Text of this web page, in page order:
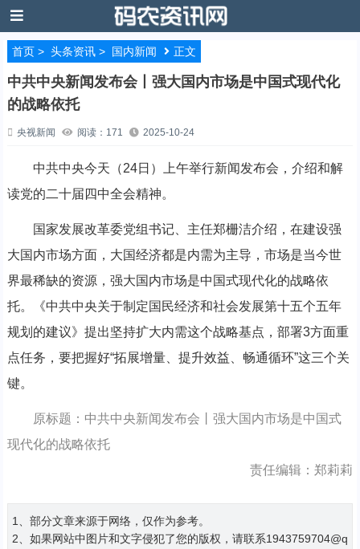
首页> 头条资讯> 国内新闻 正文
中共中央新闻发布会丨强大国内市场是中国式现代化
的战略依托
央视新闻 阅读：171 2025-10-24
中共中央今天（24日）上午举行新闻发布会，介绍和解
读党的二十届四中全会精神。
国家发展改革委党组书记、主任郑栅洁介绍，在建设强
大国内市场方面，大国经济都是内需为主导，市场是当今世
界最稀缺的资源，强大国内市场是中国式现代化的战略依
托。《中共中央关于制定国民经济和社会发展第十五个五年
规划的建议》提出坚持扩大内需这个战略基点，部署3方面重
点任务，要把握好“拓展增量、提升效益、畅通循环”这三个关
键。
原标题：中共中央新闻发布会丨强大国内市场是中国式
现代化的战略依托
责任编辑：郑莉莉
1、部分文章来源于网络，仅作为参考。
2、如果网站中图片和文字侵犯了您的版权，请联系1943759704@q